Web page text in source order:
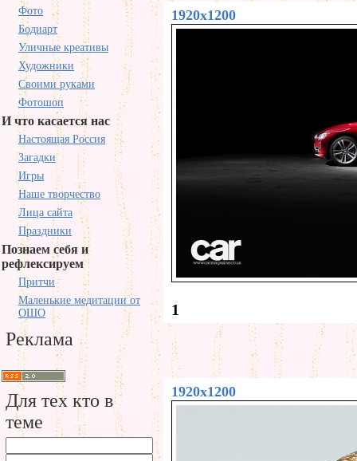
Фото
Бодиарт
Уличные креативы
Художники
Своими руками
Фотошоп
И что касается нас
Настоящая Россия
Загадки
Игры
Наше творчество
Лица сайта
Праздники
Познаем себя и
рефлексируем
Притчи
Маленькие медитации от
ОШО
Реклама
Для тех кто в
теме
1920x1200
1
1920x1200